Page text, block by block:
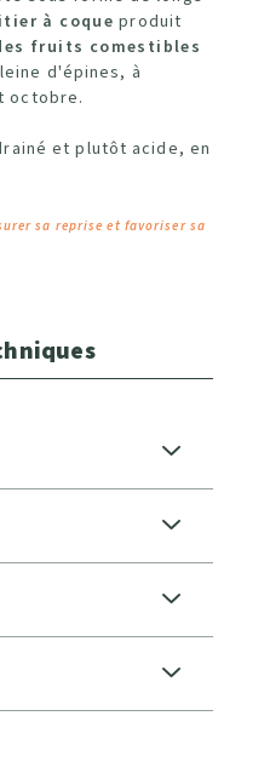
à coque produit
fruits comestibles
d'épines, à
octobre.
et plutôt acide, en
sa reprise et favoriser sa